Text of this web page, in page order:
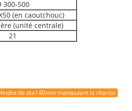
300-500
(en caoutchouc)
(unité centrale)
21
de dia140mm manipulant le chariot